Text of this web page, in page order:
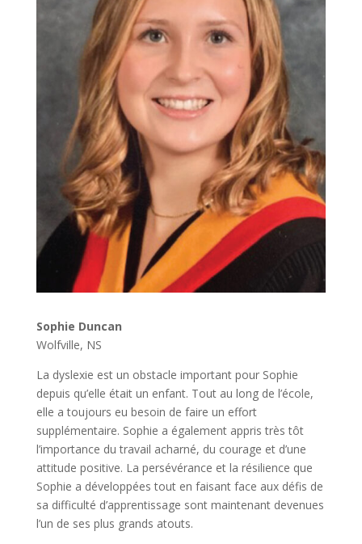
Sophie Duncan
Wolfville, NS
La dyslexie est un obstacle important pour Sophie
depuis qu’elle était un enfant. Tout au long de l’école,
elle a toujours eu besoin de faire un effort
supplémentaire. Sophie a également appris très tôt
l’importance du travail acharné, du courage et d’une
attitude positive. La persévérance et la résilience que
Sophie a développées tout en faisant face aux défis de
sa difficulté d’apprentissage sont maintenant devenues
l’un de ses plus grands atouts.